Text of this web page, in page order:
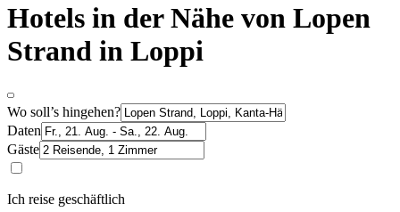
Hotels in der Nähe von Lopen
Strand in Loppi
Wo soll’s hingehen?
Daten
Gäste
Ich reise geschäftlich